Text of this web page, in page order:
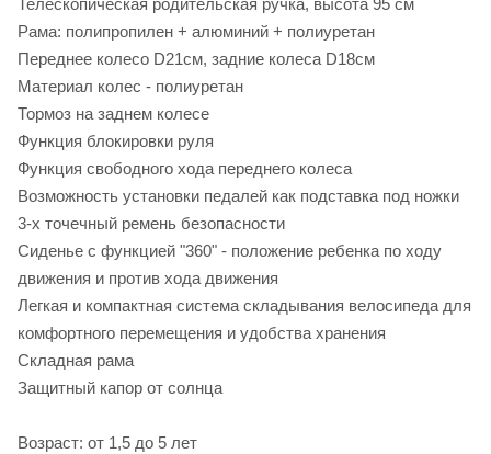
Телескопическая родительская ручка, высота 95 см
Рама: полипропилен + алюминий + полиуретан
Переднее колесо D21см, задние колеса D18см
Материал колес - полиуретан
Тормоз на заднем колесе
Функция блокировки руля
Функция свободного хода переднего колеса
Возможность установки педалей как подставка под ножки
3-х точечный ремень безопасности
Сиденье с функцией "360" - положение ребенка по ходу
движения и против хода движения
Легкая и компактная система складывания велосипеда для
комфортного перемещения и удобства хранения
Складная рама
Защитный капор от солнца
Возраст: от 1,5 до 5 лет